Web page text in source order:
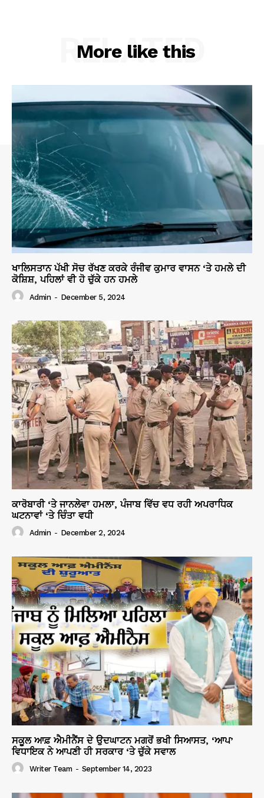
More like this
RELATED
ਖਾਲਿਸਤਾਨ ਪੱਖੀ ਸੋਚ ਰੱਖਣ ਕਰਕੇ ਰੰਜੀਵ ਕੁਮਾਰ ਵਾਸਨ ‘ਤੇ ਹਮਲੇ ਦੀ
ਕੋਸ਼ਿਸ਼, ਪਹਿਲਾਂ ਵੀ ਹੋ ਚੁੱਕੇ ਹਨ ਹਮਲੇ
Admin - December 5, 2024
ਕਾਰੋਬਾਰੀ ‘ਤੇ ਜਾਨਲੇਵਾ ਹਮਲਾ, ਪੰਜਾਬ ਵਿੱਚ ਵਧ ਰਹੀ ਅਪਰਾਧਿਕ
ਘਟਨਾਵਾਂ ‘ਤੇ ਚਿੰਤਾ ਵਧੀ
Admin - December 2, 2024
ਸਕੂਲ ਆਫ਼ ਐਮੀਨੈਂਸ ਦੇ ਉਦਘਾਟਨ ਮਗਰੋਂ ਭਖੀ ਸਿਆਸਤ, ‘ਆਪ’
ਵਿਧਾਇਕ ਨੇ ਆਪਣੀ ਹੀ ਸਰਕਾਰ ‘ਤੇ ਚੁੱਕੇ ਸਵਾਲ
Writer Team - September 14, 2023